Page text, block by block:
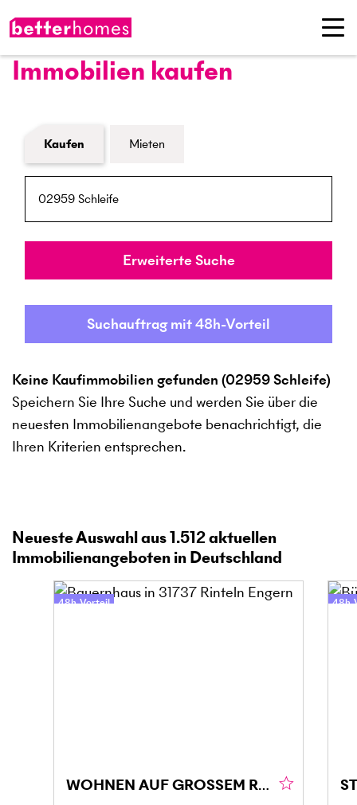
Immobilien kaufen
Formular Immobiliensuche
Kaufen Mieten
PLZ / Ort
Umkreis
Erweiterte Suche
Suchauftrag mit 48h-Vorteil
Keine Kaufimmobilien gefunden (02959 Schleife)
Speichern Sie Ihre Suche und werden Sie über die
neuesten Immobilienangebote benachrichtigt, die
Ihren Kriterien entsprechen.
Neueste Auswahl aus1.512aktuellen
Immobilienangeboten in Deutschland
48h-Vorteil
WOHNEN AUF GROSSEM RESTHOF IM WESERBERGLAND
48h-